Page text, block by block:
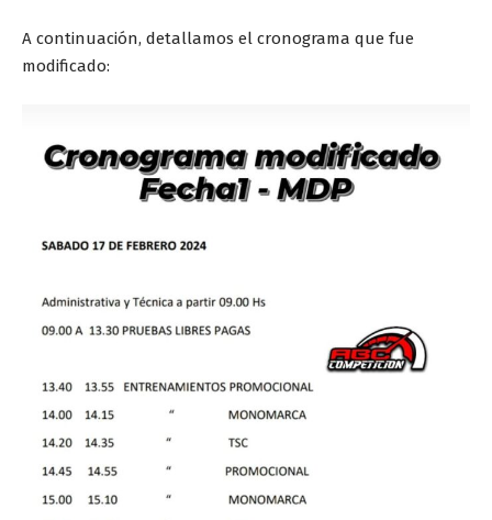
A continuación, detallamos el cronograma que fue
modificado: